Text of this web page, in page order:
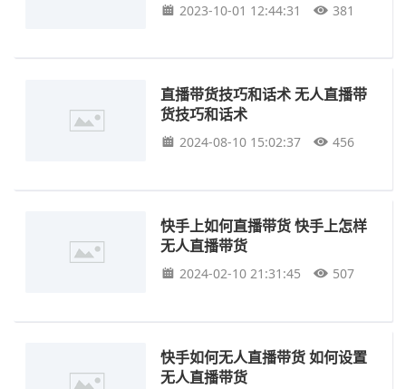
2023-10-01 12:44:31 381
直播带货技巧和话术 无人直播带
货技巧和话术
2024-08-10 15:02:37 456
快手上如何直播带货 快手上怎样
无人直播带货
2024-02-10 21:31:45 507
快手如何无人直播带货 如何设置
无人直播带货